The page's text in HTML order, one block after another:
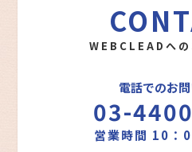
WEBCLEADへの
電話でのお
03-
営業時間 10：